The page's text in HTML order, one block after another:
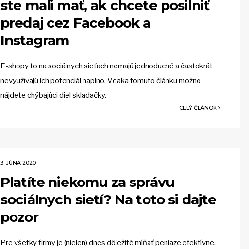
ste mali mať, ak chcete posilniť
predaj cez Facebook a
Instagram
E-shopy to na sociálnych sieťach nemajú jednoduché a častokrát
nevyužívajú ich potenciál naplno. Vďaka tomuto článku možno
nájdete chýbajúci diel skladačky.
CELÝ ČLÁNOK
3. JÚNA 2020
Platíte niekomu za správu
sociálnych sietí? Na toto si dajte
pozor
Pre všetky firmy je (nielen) dnes dôležité míňať peniaze efektívne.